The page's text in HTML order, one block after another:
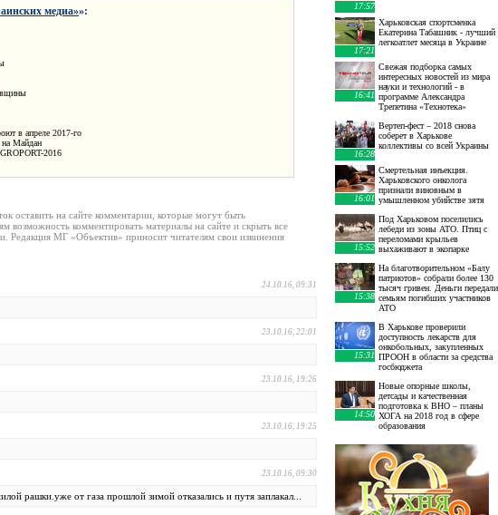
медиа»»:
в апреле 2017-го
Майдан
2016
оставить на сайте комментарии, которые могут быть
возможность комментировать материалы на сайте и скрыть все
Редакция МГ «Объектив» приносит читателям свои извинения
24.10.16, 09:31
23.10.16, 22:01
23.10.16, 19:26
23.10.16, 19:25
23.10.16, 09:30
рашки.уже от газа прошлой зимой отказались и путя заплакал...
17:57
17:21
Харьковская спортсменка
Екатерина Табашник - лучший
легкоатлет месяца в Украине
16:41
Свежая подборка самых
интересных новостей из мира
науки и технологий - в
программе Александра
Трепетина «Технотека»
16:28
Вертеп-фест – 2018 снова
соберет в Харькове
коллективы со всей Украины
16:01
Смертельная инъекция.
Харьковского онколога
признали виновным в
умышленном убийстве зятя
15:52
Под Харьковом поселились
лебеди из зоны АТО. Птиц с
переломами крыльев
выхаживают в экопарке
15:38
На благотворительном «Балу
патриотов» собрали более 130
тысяч гривен. Деньги передали
семьям погибших участников
АТО
15:31
В Харькове проверили
доступность лекарств для
онкобольных, закупленных
ПРООН в области за средства
госбюджета
14:50
Новые опорные школы,
детсады и качественная
подготовка к ВНО – планы
ХОГА на 2018 год в сфере
образования